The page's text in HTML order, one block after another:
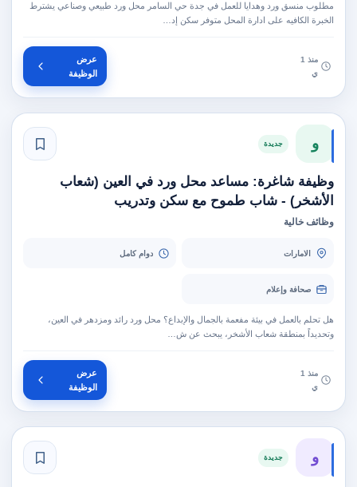
مطلوب منسق ورد وهدايا للعمل في جدة حي السامر محل ورد طبيعي وصناعي يشترط
الخبرة الكافيه على ادارة المحل متوفر سكن إد…
منذ 1
ي
عرض
الوظيفة
و جديدة
وظيفة شاغرة: مساعد محل ورد في العين (شعاب
الأشخر) - شاب طموح مع سكن وتدريب
وظائف خالية
الامارات دوام كامل
صحافة وإعلام
هل تحلم بالعمل في بيئة مفعمة بالجمال والإبداع؟ محل ورد رائد ومزدهر في العين،
وتحديداً بمنطقة شعاب الأشخر، يبحث عن ش…
منذ 1
ي
عرض
الوظيفة
و جديدة